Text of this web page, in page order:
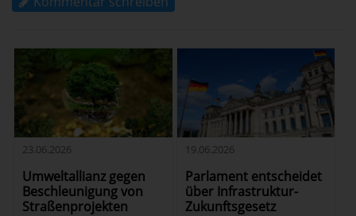
23.06.2026
Umweltallianz gegen
Beschleunigung von
Straßenprojekten
19.06.2026
Parlament entscheidet
über Infrastruktur-
Zukunftsgesetz